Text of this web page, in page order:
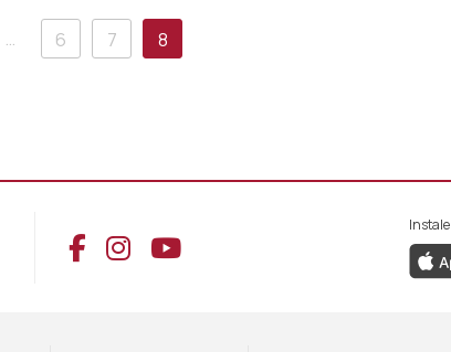
… 6 7 8
Aceder ao Facebook da
Aceder ao Instagram da
Aceder ao YouTube